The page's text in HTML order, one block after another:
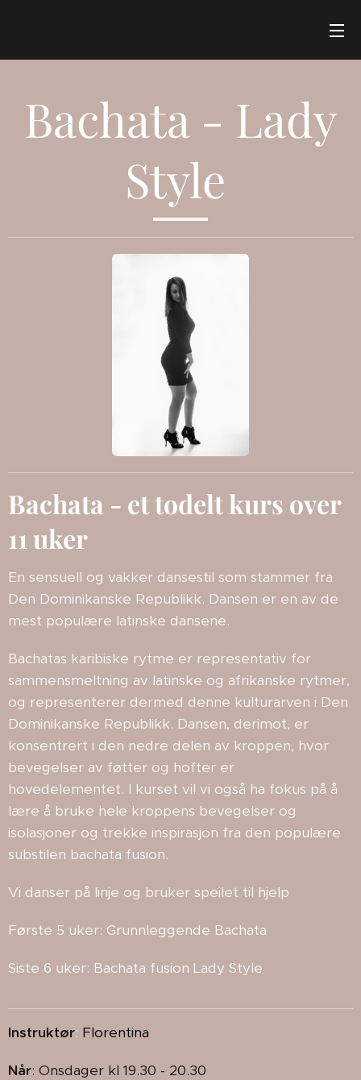
Bachata - Lady
Style
Bachata - et todelt kurs over
11 uker
En sensuell og vakker dansestil som stammer fra
Den Dominikanske Republikk. Dansen er en av de
mest populære latinske dansene.
Bachatas karibiske rytme er representativ for
sammensmeltning av latinske og afrikanske rytmer,
og representerer dermed denne kulturarven i Den
Dominikanske Republikk. Dansen, derimot, er
konsentrert i den nedre delen av kroppen, hvor
bevegelser av føtter og hofter er
hovedelementet. I kurset vil vi også ha fokus på å
lære å bruke hele kroppens bevegelser og
isolasjoner og trekke inspirasjon fra den populære
substilen bachata fusion.
Vi danser på linje og bruker speilet til hjelp
Første 5 uker: Grunnleggende Bachata
Siste 6 uker: Bachata fusion Lady Style
Instruktør: Florentina
Når: Onsdager kl 19.30 - 20.30